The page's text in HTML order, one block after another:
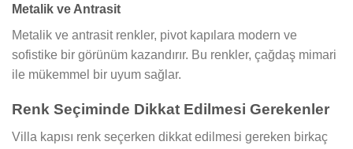
Metalik ve Antrasit
Metalik ve antrasit renkler, pivot kapılara modern ve
sofistike bir görünüm kazandırır. Bu renkler, çağdaş mimari
ile mükemmel bir uyum sağlar.
Renk Seçiminde Dikkat Edilmesi Gerekenler
Villa kapısı renk seçerken dikkat edilmesi gereken birkaç